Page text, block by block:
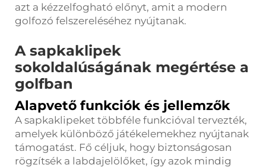
azt a kézzelfogható előnyt, amit a modern
golfozó felszereléséhez nyújtanak.
A sapkaklipek
sokoldalúságának megértése a
golfban
Alapvető funkciók és jellemzők
A sapkaklipeket többféle funkcióval tervezték,
amelyek különböző játékelemekhez nyújtanak
támogatást. Fő céljuk, hogy biztonságosan
rögzítsék a labdajelölőket, így azok mindig